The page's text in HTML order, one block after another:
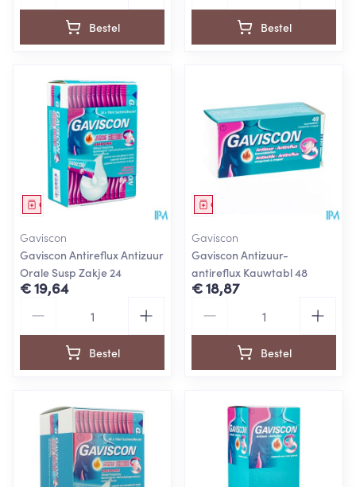
Bestel Bestel
Geneesmiddel
Gaviscon
Gaviscon Antireflux Antizuur
Orale Susp Zakje 24
€ 19,64
Bestel
Geneesmiddel
Gaviscon
Gaviscon Antizuur-
antireflux Kauwtabl 48
€ 18,87
Bestel